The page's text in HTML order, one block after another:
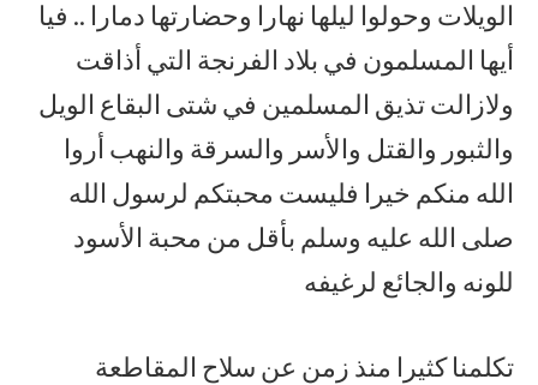
الويلات وحولوا ليلها نهارا وحضارتها دمارا .. فيا
أيها المسلمون في بلاد الفرنجة التي أذاقت
ولازالت تذيق المسلمين في شتى البقاع الويل
والثبور والقتل والأسر والسرقة والنهب أروا
الله منكم خيرا فليست محبتكم لرسول الله
صلى الله عليه وسلم بأقل من محبة الأسود
للونه والجائع لرغيفه
تكلمنا كثيرا منذ زمن عن سلاح المقاطعة